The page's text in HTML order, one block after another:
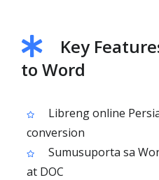
Key
to Word
Libreng online
conversion
Sumusuporta sa
at DOC